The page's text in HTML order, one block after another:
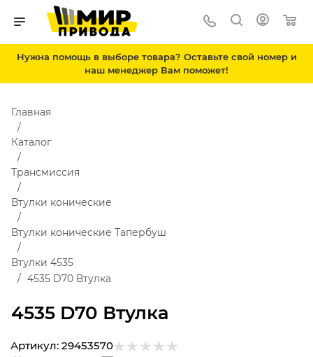
Нужна помощь в выборе товара? Оставьте свой номер и
наш менеджер Вам поможет!
4535 D70 Втулка
Главная
Каталог
Трансмиссия
Втулки конические
Втулки конические Тапербуш
Втулки 4535
4535 D70 Втулка
Артикул: 29453570